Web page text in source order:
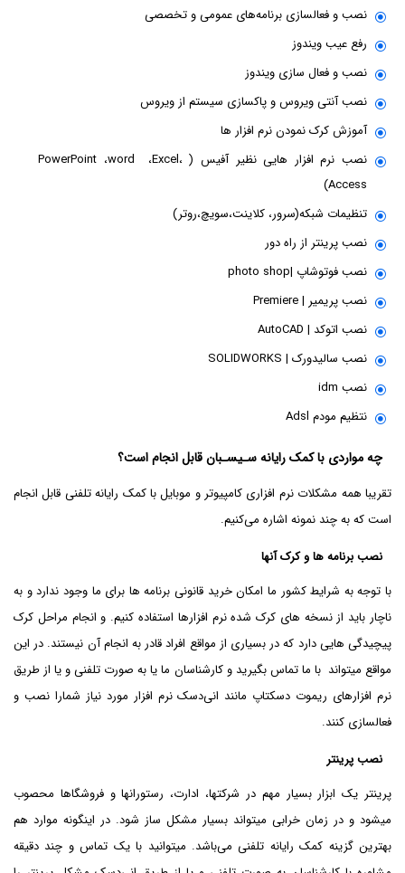
نصب و فعالسازی برنامه‌های عمومی و تخصصی
رفع عیب ویندوز
نصب و فعال سازی ویندوز
نصب آنتی ویروس و پاکسازی سیستم از ویروس
آموزش کرک نمودن نرم افزار ها
نصب نرم افزار هایی نظیر آفیس ( PowerPoint ،word ،Excel،
Access)
تنظیمات شبکه(سرور، کلاینت،سویچ،روتر)
نصب پرینتر از راه دور
نصب فوتوشاپ |photo shop
نصب پریمیر | Premiere
نصب اتوکد | AutoCAD
نصب سالیدورک | SOLIDWORKS
نصب idm
نتظیم مودم Adsl
چه مواردی با کمک رایانه سـیسـبان قابل انجام است؟
تقریبا همه مشکلات نرم افزاری کامپیوتر و موبایل با کمک رایانه تلفنی قابل انجام
است که به چند نمونه اشاره می‌کنیم.
نصب برنامه ها و کرک آنها
با توجه به شرایط کشور ما امکان خرید قانونی برنامه ها برای ما وجود ندارد و به
ناچار باید از نسخه های کرک شده نرم افزارها استفاده کنیم. و انجام مراحل کرک
پیچیدگی هایی دارد که در بسیاری از مواقع افراد قادر به انجام آن نیستند. در این
مواقع میتواند با ما تماس بگیرید و کارشناسان ما یا به صورت تلفنی و یا از طریق
نرم افزارهای ریموت دسکتاپ مانند انی‌دسک نرم افزار مورد نیاز شمارا نصب و
فعالسازی کنند.
نصب پرینتر
پرینتر یک ابزار بسیار مهم در شرکتها، ادارت، رستورانها و فروشگاها محصوب
میشود و در زمان خرابی میتواند بسیار مشکل ساز شود. در اینگونه موارد هم
بهترین گزینه کمک رایانه تلفنی می‌باشد. میتوانید با یک تماس و چند دقیقه